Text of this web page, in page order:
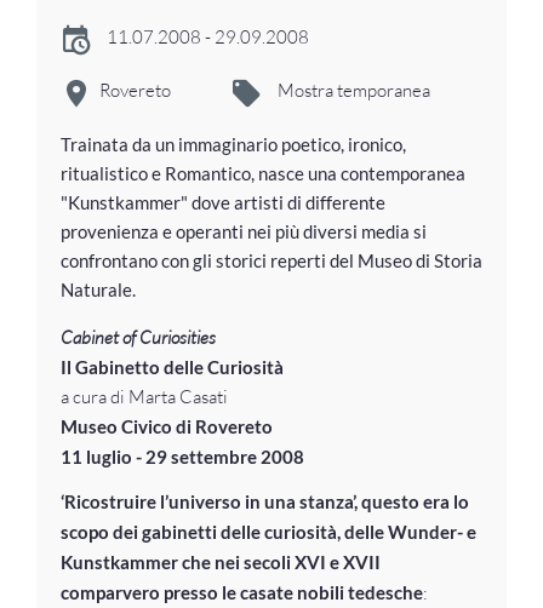
11.07.2008 - 29.09.2008
Rovereto Mostra temporanea
Trainata da un immaginario poetico, ironico,
ritualistico e Romantico, nasce una contemporanea
"Kunstkammer" dove artisti di differente
provenienza e operanti nei più diversi media si
confrontano con gli storici reperti del Museo di Storia
Naturale.
Cabinet of Curiosities
Il Gabinetto delle Curiosità
a cura di Marta Casati
Museo Civico di Rovereto
11 luglio - 29 settembre 2008
‘Ricostruire l’universo in una stanza’, questo era lo
scopo dei gabinetti delle curiosità, delle Wunder- e
Kunstkammer che nei secoli XVI e XVII
comparvero presso le casate nobili tedesche: